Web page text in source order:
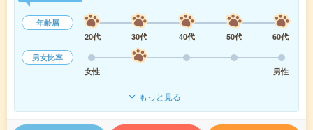
年齢層
20代
30代 40代 50代
60代
男女比率
女性
男性
もっと見る